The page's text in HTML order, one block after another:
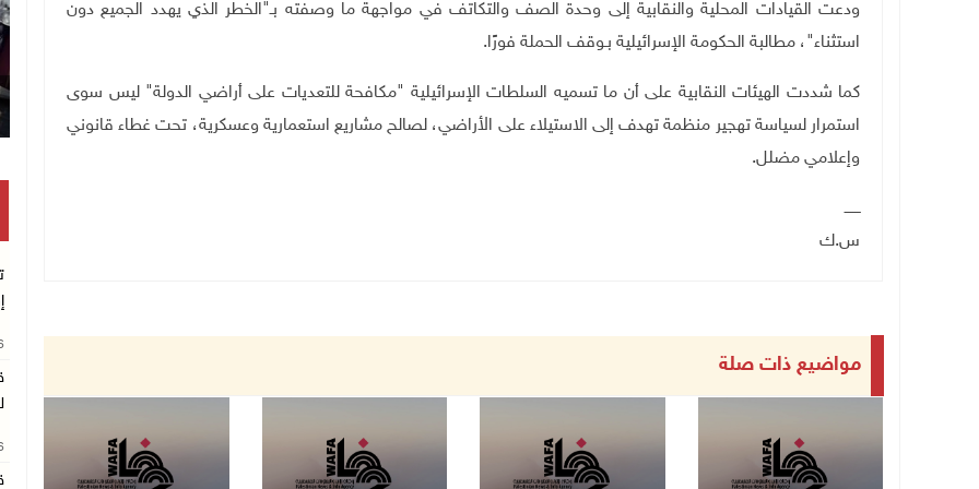
ودعت القيادات المحلية والنقابية إلى وحدة الصف والتكاتف في مواجهة ما وصفته بـ"الخطر الذي يهدد الجميع دون
استثناء"، مطالبة الحكومة الإسرائيلية بـوقف الحملة فورًا.
كما شددت الهيئات النقابية على أن ما تسميه السلطات الإسرائيلية "مكافحة للتعديات على أراضي الدولة" ليس سوى
استمرار لسياسة تهجير منظمة تهدف إلى الاستيلاء على الأراضي، لصالح مشاريع استعمارية وعسكرية، تحت غطاء قانوني
وإعلامي مضلل.
ـــــــ
س.ك
مواضيع ذات صلة